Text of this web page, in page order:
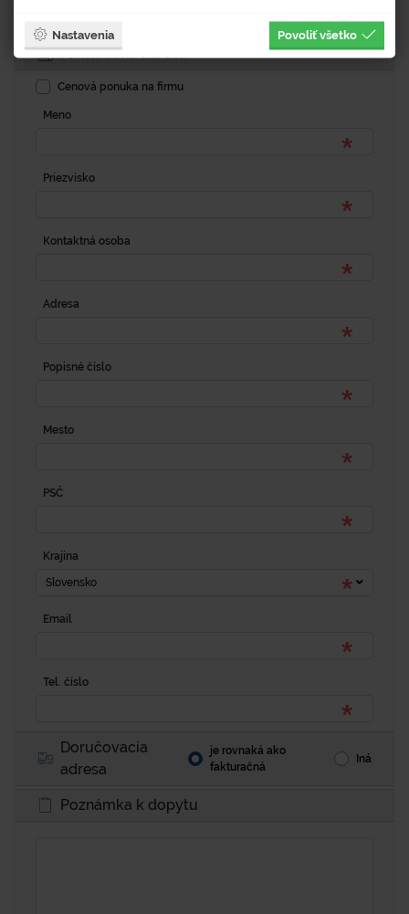
Fakturačná adresa
Cenová ponuka na firmu
Meno
Priezvisko
Kontaktná osoba
Adresa
Popisné číslo
Mesto
PSČ
Krajina
Slovensko
Email
Tel. číslo
Doručovacia
adresa
je rovnaká ako
fakturačná
Iná
Poznámka k dopytu
Nastavenia Povoliť všetko